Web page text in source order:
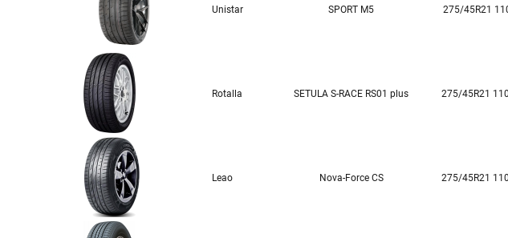
Unistar SPORT M5 275/45R21
Rotalla SETULA S-RACE RS01 plus 275/45R21
Leao Nova-Force CS 275/45R21